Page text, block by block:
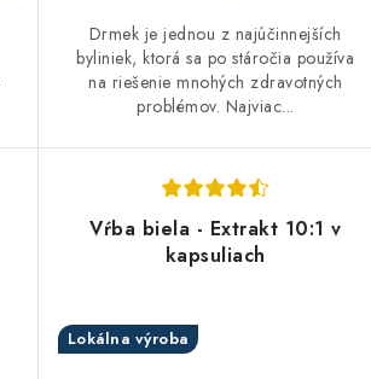
Drmek je jednou z najúčinnejších
byliniek, ktorá sa po stáročia používa
na riešenie mnohých zdravotných
problémov. Najviac...
Vŕba biela - Extrakt 10:1 v
kapsuliach
Lokálna výroba